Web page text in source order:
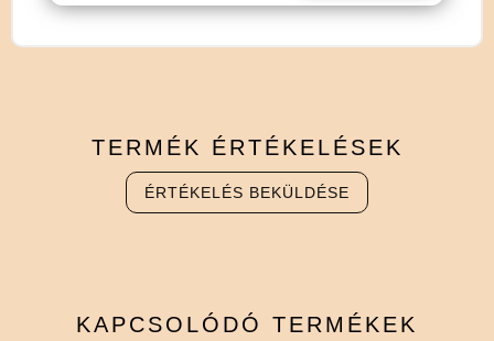
TERMÉK ÉRTÉKELÉSEK
ÉRTÉKELÉS BEKÜLDÉSE
KAPCSOLÓDÓ TERMÉKEK